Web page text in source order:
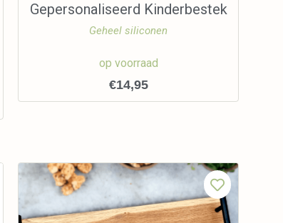
Gepersonaliseerd Kinderbestek
Geheel siliconen
op voorraad
€14,95